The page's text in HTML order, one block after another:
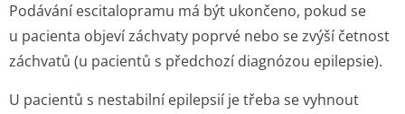
Podávání escitalopramu má být ukončeno, pokud se
u pacienta objeví záchvaty poprvé nebo se zvýší četnost
záchvatů (u pacientů s předchozí diagnózou epilepsie).
U pacientů s nestabilní epilepsií je třeba se vyhnout